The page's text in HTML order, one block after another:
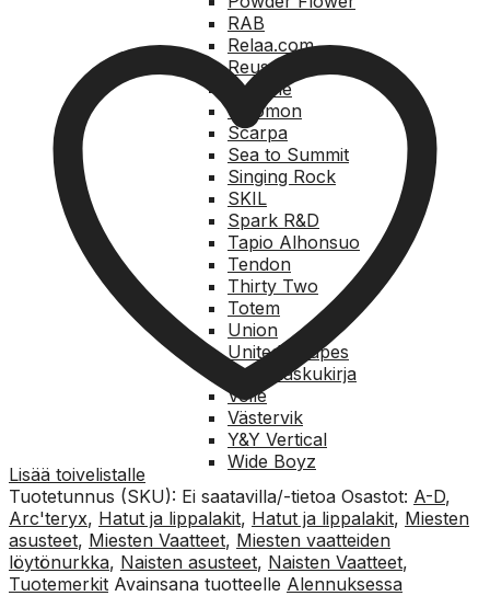
RAB
Relaa.com
Reusch
Rungne
Salomon
Scarpa
Sea to Summit
Singing Rock
SKIL
Spark R&D
Tapio Alhonsuo
Tendon
Thirty Two
Totem
Union
United Shapes
Vapaalaskukirja
Voile
Västervik
Y&Y Vertical
Wide Boyz
Lisää toivelistalle
Tuotetunnus (SKU): Ei saatavilla/-tietoa Osastot: A-D,
Arc'teryx, Hatut ja lippalakit, Hatut ja lippalakit, Miesten
asusteet, Miesten Vaatteet, Miesten vaatteiden
löytönurkka, Naisten asusteet, Naisten Vaatteet,
Tuotemerkit Avainsana tuotteelle Alennuksessa